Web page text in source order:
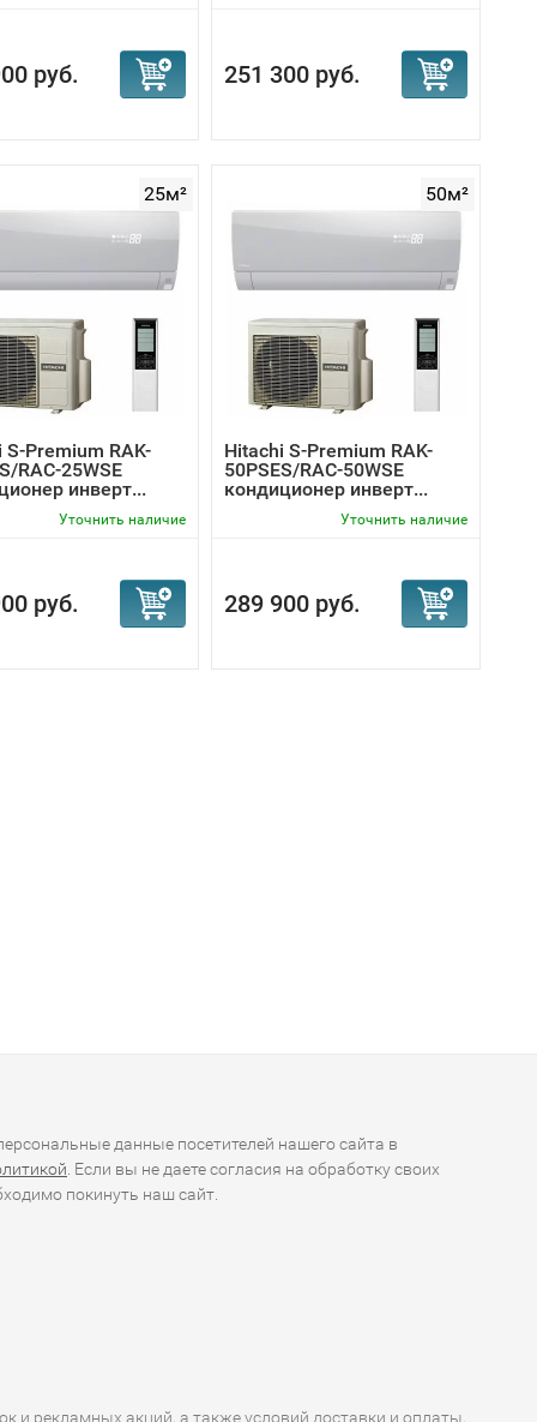
руб. 251 300 руб.
25м²
S-Premium RAK-
RAC-25WSE
инверт...
Уточнить наличие
руб.
50м²
Hitachi S-Premium RAK-
50PSES/RAC-50WSE
кондиционер инверт...
Уточнить наличие
289 900 руб.
данные посетителей нашего сайта в
. Если вы не даете согласия на обработку своих
покинуть наш сайт.
и рекламных акций, а также условий доставки и оплаты,